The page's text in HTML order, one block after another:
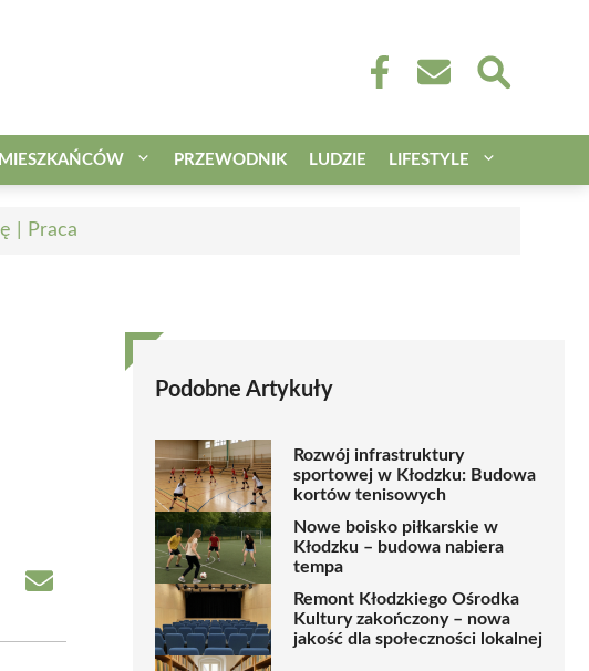
PRZEWODNIK LUDZIE LIFESTYLE
| Praca
Share
Podobne Artykuły
Rozwój infrastruktury
sportowej w Kłodzku: Budowa
kortów tenisowych
Nowe boisko piłkarskie w
Kłodzku – budowa nabiera
tempa
Remont Kłodzkiego Ośrodka
Kultury zakończony – nowa
jakość dla społeczności lokalnej